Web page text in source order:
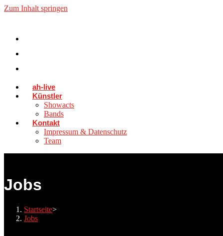
Zum Inhalt springen
ah-live
Künstler
Showacts
Bands
Kontakt
Impressum & Datenschutz
Team
Jobs
Startseite>
Jobs